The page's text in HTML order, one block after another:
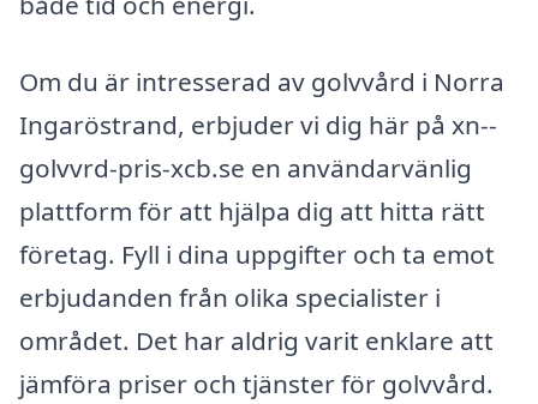
Om du är intresserad av golvvård i Norra
Ingaröstrand, erbjuder vi dig här på xn--
golvvrd-pris-xcb.se en användarvänlig
plattform för att hjälpa dig att hitta rätt
företag. Fyll i dina uppgifter och ta emot
erbjudanden från olika specialister i
området. Det har aldrig varit enklare att
jämföra priser och tjänster för golvvård.